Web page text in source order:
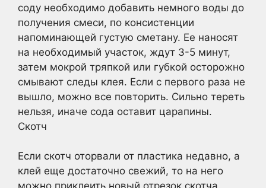
соду необходимо добавить немного воды до
получения смеси, по консистенции
напоминающей густую сметану. Ее наносят
на необходимый участок, ждут 3-5 минут,
затем мокрой тряпкой или губкой осторожно
смывают следы клея. Если с первого раза не
вышло, можно все повторить. Сильно тереть
нельзя, иначе сода оставит царапины.
Скотч
Если скотч оторвали от пластика недавно, а
клей еще достаточно свежий, то на него
можно приклеить новый отрезок скотча.